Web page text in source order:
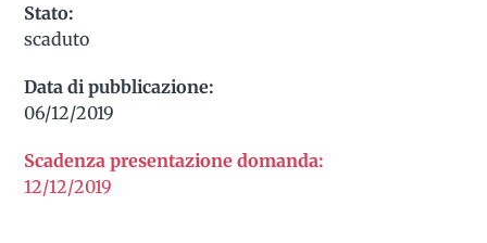
Stato:
scaduto
Data di pubblicazione:
06/12/2019
Scadenza presentazione domanda:
12/12/2019